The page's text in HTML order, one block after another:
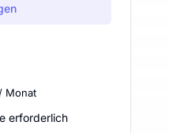
/ Monat
erforderlich